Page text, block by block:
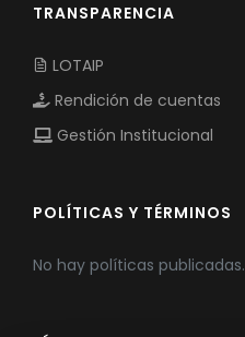
TRANSPARENCIA
LOTAIP
Rendición de cuentas
Gestión Institucional
POLÍTICAS Y TÉRMINOS
No hay políticas publicadas.